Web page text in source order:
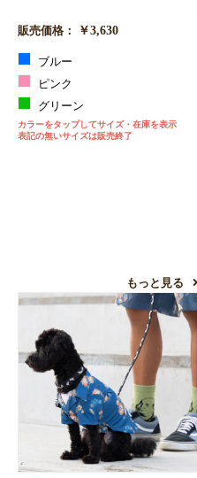
販売価格： ￥3,630
ブルー
ピンク
グリーン
カラーをタップしてサイズ・在庫を表示
表記の無いサイズは販売終了
もっと見る